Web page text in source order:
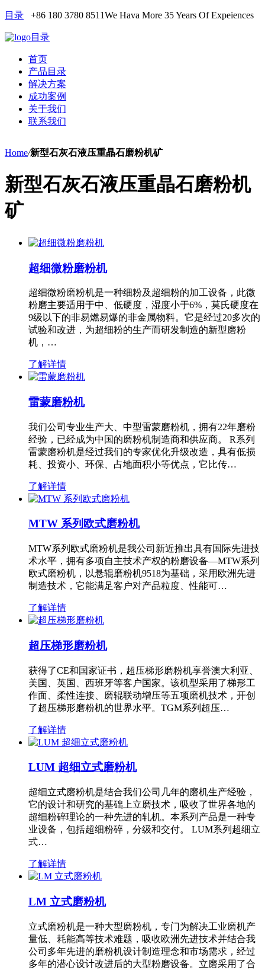
目录 +86 180 3780 8511We Hava More 35 Years Of Expeiences
目录
首页
产品目录
解决方案
成功案例
关于我们
联系我们
Home/新型石灰石液压重晶石磨粉机矿
新型石灰石液压重晶石磨粉机
矿
超细微粉磨粉机
超细微粉磨粉机是一种细粉及超细粉的加工设备，此微
粉磨主要适用于中、低硬度，湿度小于6%，莫氏硬度在
9级以下的非易燃易爆的非金属物料。它是经过20多次的
试验和改进，为超细粉的生产而研发制造的新型磨粉
机，…
了解详情
雷蒙磨粉机
我们公司专业生产大、中型雷蒙磨粉机，拥有22年磨粉
经验，已经成为中国的磨粉机制造商和供应商。 R系列
雷蒙磨粉机是经过我们的专家优化升级改造，具有低损
耗、投资小、环保、占地面积小等优点，它比传…
了解详情
MTW 系列欧式磨粉机
MTW系列欧式磨粉机是我公司新近推出具有国际先进技
术水平，拥有多项自主技术产权的粉磨设备—MTW系列
欧式磨粉机，以悬辊磨粉机9518为基础，采用欧洲先进
制造技术，它能满足客户对产品粒度、性能可…
了解详情
超压梯形磨粉机
获得了CE和国家证书，超压梯形磨粉机享誉澳大利亚、
美国、英国、西班牙等客户国家。该机型采用了梯形工
作面、柔性连接、磨辊联动增压等五项磨机技术，开创
了超压梯形磨粉机的世界水平。TGM系列超压…
了解详情
LUM 超细立式磨粉机
超细立式磨粉机是结合我们公司几年的磨机生产经验，
它的设计和研究的基础上立磨技术，吸收了世界各地的
超细粉碎理论的一种先进的轧机。本系列产品是一种专
业设备，包括超细粉碎，分级和交付。 LUM系列超细立
式…
了解详情
LM 立式磨粉机
立式磨粉机是一种大型磨粉机，专门为解决工业磨机产
量低、耗能高等技术难题，吸收欧洲先进技术并结合我
公司多年先进的磨粉机设计制造理念和市场需求，经过
多年的潜心设计改进后的大型粉磨设备。立磨采用了合